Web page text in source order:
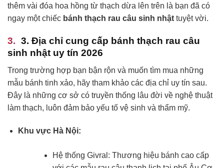
thêm vài đóa hoa hồng từ thạch dừa lên trên là bạn đã có
ngay một chiếc bánh thạch rau câu sinh nhật tuyệt vời.
3. Địa chỉ cung cấp bánh thạch rau câu
sinh nhật uy tín 2026
Trong trường hợp bạn bận rộn và muốn tìm mua những
mẫu bánh tinh xảo, hãy tham khảo các địa chỉ uy tín sau.
Đây là những cơ sở có truyền thống lâu đời về nghệ thuật
làm thạch, luôn đảm bảo yếu tố vệ sinh và thẩm mỹ.
Khu vực Hà Nội:
Hệ thống Givral: Thương hiệu bánh cao cấp